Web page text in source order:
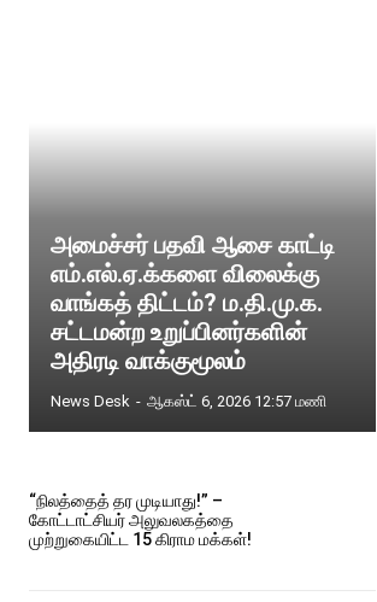
அமைச்சர் பதவி ஆசை காட்டி
எம்.எல்.ஏ.க்களை விலைக்கு
வாங்கத் திட்டம்? ம.தி.மு.க.
சட்டமன்ற உறுப்பினர்களின்
அதிரடி வாக்குமூலம்
News Desk - ஆகஸ்ட் 6, 2026 12:57 மணி
“நிலத்தைத் தர முடியாது!” –
கோட்டாட்சியர் அலுவலகத்தை
முற்றுகையிட்ட 15 கிராம மக்கள்!